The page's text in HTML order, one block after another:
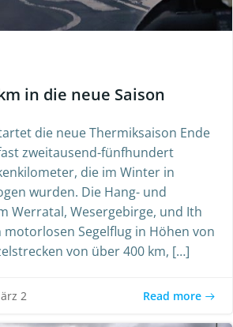
in die neue Saison
die neue Thermiksaison Ende
zweitausend-fünfhundert
die im Winter in
wurden. Die Hang- und
Werratal, Wesergebirge, und Ith
Segelflug in Höhen von
von über 400 km, […]
2 Read more